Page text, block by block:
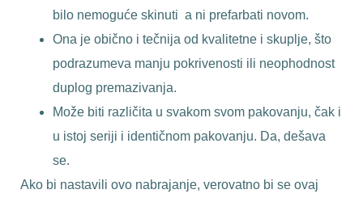
bilo nemoguće skinuti a ni prefarbati novom.
Ona je obično i tečnija od kvalitetne i skuplje, što
podrazumeva manju pokrivenosti ili neophodnost
duplog premazivanja.
Može biti različita u svakom svom pakovanju, čak i
u istoj seriji i identičnom pakovanju. Da, dešava
se.
Ako bi nastavili ovo nabrajanje, verovatno bi se ovaj